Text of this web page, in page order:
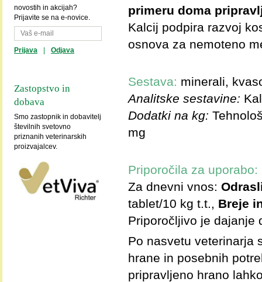
novostih in akcijah?
Prijavite se na e-novice.
Prijava Odjava
Zastopstvo in
dobava
Smo zastopnik in dobavitelj
številnih svetovno
priznanih veterinarskih
proizvajalcev.
primeru doma
Kalcij podpira razvoj
osnova za nemoteno
Sestava: minerali,
Analitske sestavine:
Dodatki na kg:
mg
Priporočila za uporabo:
Za dnevni vnos:
tablet/10 kg t.t., Breje
Priporočljivo je dajanje
Po nasvetu veterinarja
hrane in posebnih
pripravljeno hrano